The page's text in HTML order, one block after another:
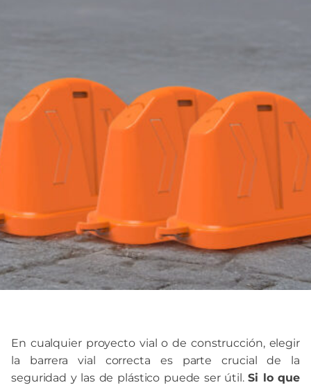
En cualquier proyecto vial o de construcción, elegir
la barrera vial correcta es parte crucial de la
seguridad y las de plástico puede ser útil.Si lo que